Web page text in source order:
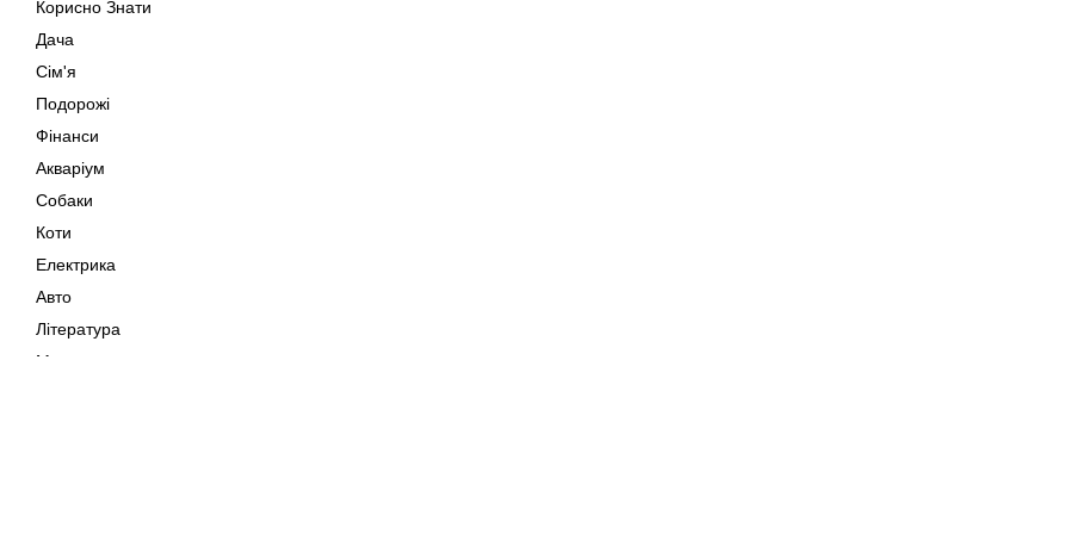
Корисно Знати
Дача
Сім'я
Подорожі
Фінанси
Акваріум
Собаки
Коти
Електрика
Авто
Література
Музика